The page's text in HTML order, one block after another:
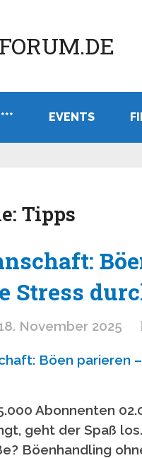
EVENTS
Tipps
Stress
November 2025
Abonnenten
geht der Spaß
Böenhandling